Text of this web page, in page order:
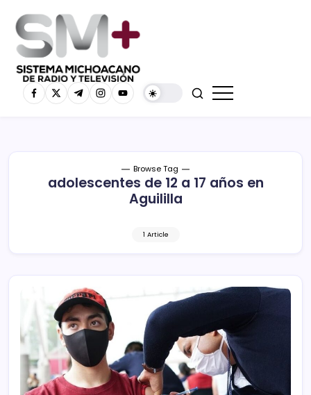
Browse Tag
adolescentes de 12 a 17 años en
Aguililla
1 Article